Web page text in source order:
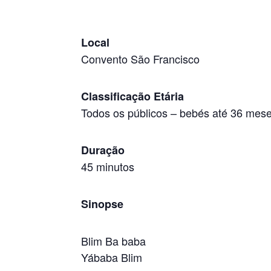
Local
Convento São Francisco
Classificação Etária
Todos os públicos– bebés até 36
Duração
45 minutos
Sinopse
Blim Ba baba
Yábaba Blim